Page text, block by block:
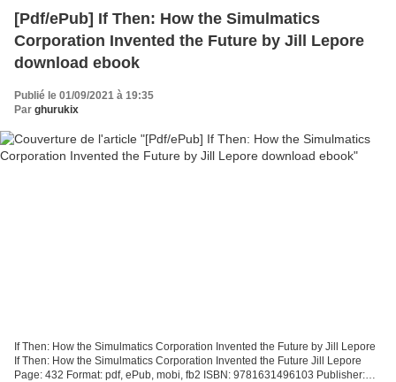
[Pdf/ePub] If Then: How the Simulmatics
Corporation Invented the Future by Jill Lepore
download ebook
Publié le 01/09/2021 à 19:35
Par ghurukix
If Then: How the Simulmatics Corporation Invented the Future by Jill Lepore
If Then: How the Simulmatics Corporation Invented the Future Jill Lepore
Page: 432 Format: pdf, ePub, mobi, fb2 ISBN: 9781631496103 Publisher: